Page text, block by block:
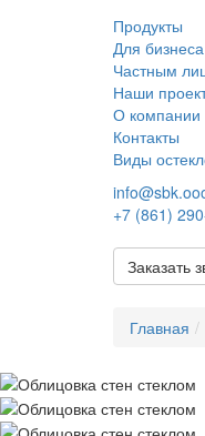
Продукты
Для бизнеса
Частным
Наши
О компании
Контакты
Виды
+7 (861)
Заказать
Главная